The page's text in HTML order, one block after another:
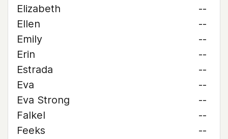
Elizabeth
--
Ellen
--
Emily
--
Erin
--
Estrada
--
Eva
--
Eva Strong
--
Falkel
--
Feeks
--